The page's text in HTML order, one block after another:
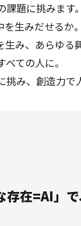
題に挑みま
⽣みだせる
み、あらゆ
ての⼈に。
み、創造⼒で
存在=AI」